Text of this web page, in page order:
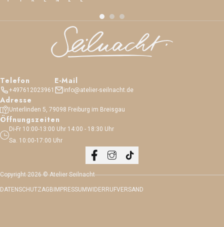
Telefon
+497612023961
E-Mail
info@atelier-seilnacht.de
Adresse
Unterlinden 5, 79098 Freiburg im Breisgau
Öffnungszeiten
Di-Fr 10:00-13:00 Uhr 14:00 - 18:30 Uhr
Sa. 10:00-17:00 Uhr
Copyright 2026 © Atelier Seilnacht
DATENSCHUTZAGB IMPRESSUMWIDERRUFVERSAND